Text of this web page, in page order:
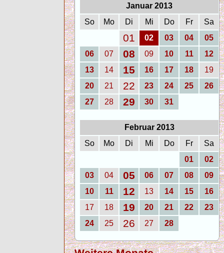
Januar 2013
So
Mo Di Mi Do Fr Sa
01 02 03 04
05
06
07 08 09 10 11
12
13
14 15 16 17 18
19
20
21 22 23 24 25
26
27
28 29 30 31
Februar 2013
So
Mo Di Mi Do Fr
Sa
01
02
03
04 05 06 07 08
09
10
11 12 13 14 15
16
17
18 19 20 21 22
23
24
25 26 27 28